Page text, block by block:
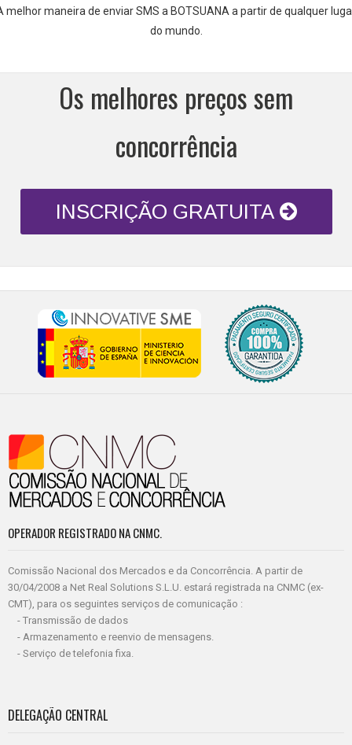
melhor maneira de enviar SMS a BOTSUANA a partir de qualquer
do mundo.
Os melhores preços sem
concorrência
INSCRIÇÃO GRATUITA
OPERADOR REGISTRADO NA CNMC.
Comissão Nacional dos Mercados e da Concorrência. A partir de
30/04/2008 a Net Real Solutions S.L.U. estará registrada na CNMC (ex-
CMT), para os seguintes serviços de comunicação :
- Transmissão de dados
- Armazenamento e reenvio de mensagens.
- Serviço de telefonia fixa.
DELEGAÇÃO CENTRAL